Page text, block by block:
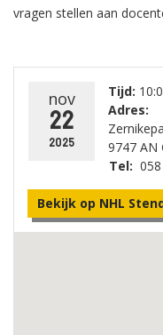
vragen stellen aan
nov
22
2025
Tijd:
Adres:
9747 AN
Tel:
Bekijk op NHL